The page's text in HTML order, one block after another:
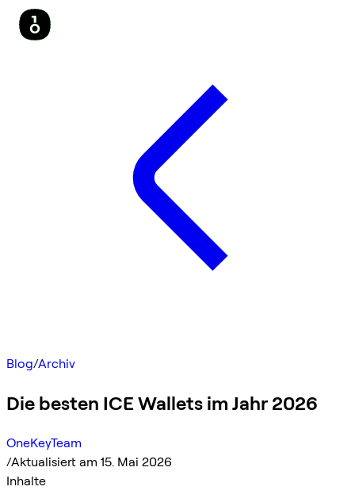
Blog/Archiv
Die besten ICE Wallets im Jahr 2026
OneKeyTeam
/Aktualisiert am 15. Mai 2026
Inhalte